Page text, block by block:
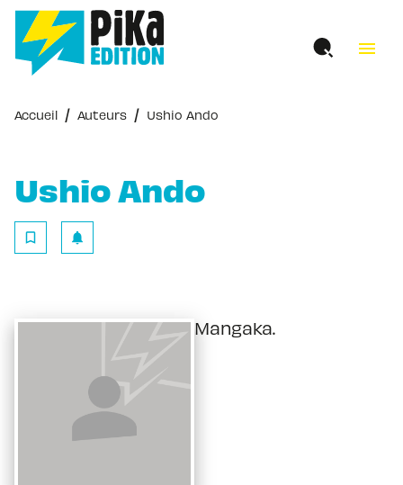
MENU RECHERCHE
PIED DE PAGE
menu
Accueil / Auteurs / Ushio Ando
Ushio Ando
bookmark_border notifications
Mangaka.